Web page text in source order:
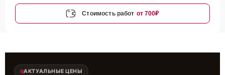
Стоимость работ от 700₽
АКТУАЛЬНЫЕ ЦЕНЫ